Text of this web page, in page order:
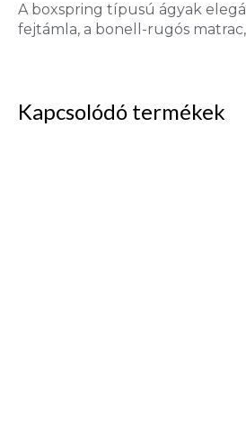
A boxspring típusú ágyak
fejtámla, a bonell-rugós
Kapcsolódó termékek